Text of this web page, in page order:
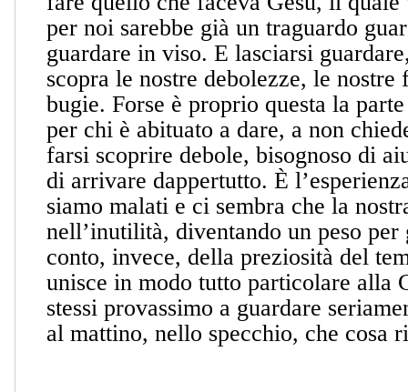
per noi sarebbe già un traguardo
guardare in viso. E lasciarsi
scopra le nostre debolezze, le
bugie. Forse è proprio questa la
per chi è abituato a dare, a non
farsi scoprire debole, bisognoso di
di arrivare dappertutto. È
siamo malati e ci sembra che la
nell’inutilità, diventando un peso
conto, invece, della preziosità del
unisce in modo tutto particolare alla
stessi provassimo a guardare
al mattino, nello specchio, che cosa